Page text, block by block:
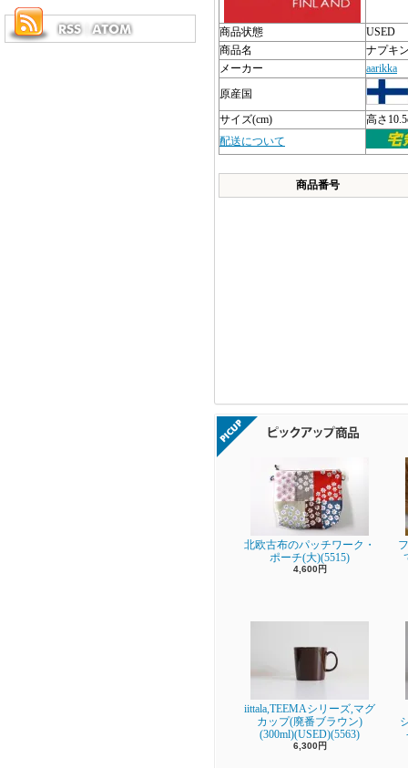
商品状態
USED
商品名
ナプキ
メーカー
aarikka
原産国
サイズ(cm)
高さ
配送について
商品番号
北欧古布のパッチワーク・
ポーチ(大)(5515)
4,600円
iittala,TEEMAシリーズ,マグ
カップ(廃番ブラウン)
(300ml)(USED)(5563)
6,300円